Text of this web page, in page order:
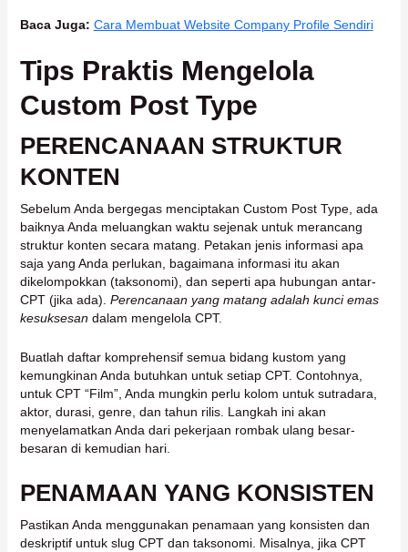
Baca Juga: Cara Membuat Website Company Profile Sendiri
Tips Praktis Mengelola
Custom Post Type
PERENCANAAN STRUKTUR
KONTEN
Sebelum Anda bergegas menciptakan Custom Post Type, ada
baiknya Anda meluangkan waktu sejenak untuk merancang
struktur konten secara matang. Petakan jenis informasi apa
saja yang Anda perlukan, bagaimana informasi itu akan
dikelompokkan (taksonomi), dan seperti apa hubungan antar-
CPT (jika ada). Perencanaan yang matang adalah kunci emas
kesuksesandalam mengelola CPT.
Buatlah daftar komprehensif semua bidang kustom yang
kemungkinan Anda butuhkan untuk setiap CPT. Contohnya,
untuk CPT “Film”, Anda mungkin perlu kolom untuk sutradara,
aktor, durasi, genre, dan tahun rilis. Langkah ini akan
menyelamatkan Anda dari pekerjaan rombak ulang besar-
besaran di kemudian hari.
PENAMAAN YANG KONSISTEN
Pastikan Anda menggunakan penamaan yang konsisten dan
deskriptif untuk slug CPT dan taksonomi. Misalnya, jika CPT